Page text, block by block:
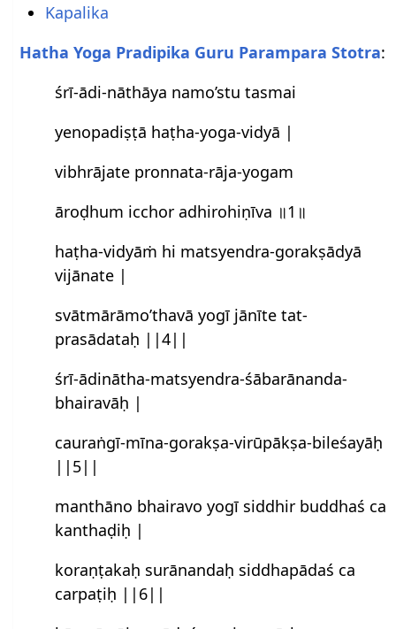
Kapalika
Hatha Yoga Pradipika Guru Parampara Stotra:
śrī-ādi-nāthāya namo’stu tasmai
yenopadiṣṭā haṭha-yoga-vidyā |
vibhrājate pronnata-rāja-yogam
āroḍhum icchor adhirohiṇīva ॥1॥
haṭha-vidyāṁ hi matsyendra-gorakṣādyā
vijānate |
svātmārāmo’thavā yogī jānīte tat-
prasādataḥ ||4||
śrī-ādinātha-matsyendra-śābarānanda-
bhairavāḥ |
cauraṅgī-mīna-gorakṣa-virūpākṣa-bileśayāḥ
||5||
manthāno bhairavo yogī siddhir buddhaś ca
kanthaḍiḥ |
koraṇṭakaḥ surānandaḥ siddhapādaś ca
carpaṭiḥ ||6||